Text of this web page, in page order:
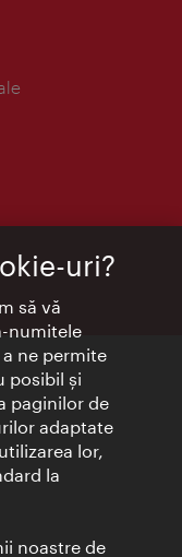
uri?
să vă
numitele
ne permite
posibil şi
paginilor de
adaptate
lor,
la
noastre de